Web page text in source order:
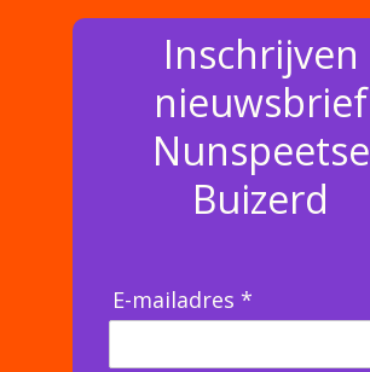
Inschrijven
nieuwsbrief
Nunspeetse
Buizerd
E-mailadres *